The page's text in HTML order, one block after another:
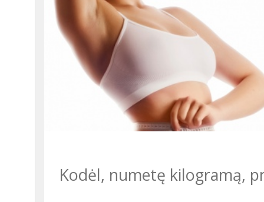
Kodėl, numetę kilogramą,